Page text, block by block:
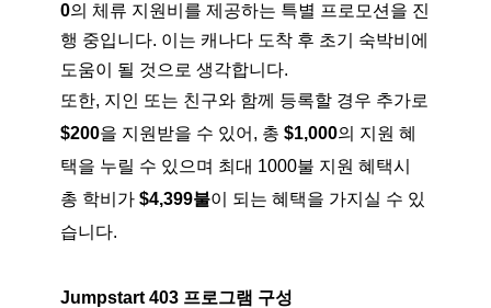
0의 체류 지원비를 제공하는 특별 프로모션을 진
행 중입니다. 이는 캐나다 도착 후 초기 숙박비에
도움이 될 것으로 생각합니다.
또한, 지인 또는 친구와 함께 등록할 경우 추가로
$200을 지원받을 수 있어, 총 $1,000의 지원 혜
택을 누릴 수 있으며 최대 1000불 지원 혜택시
총 학비가 $4,399불이 되는 혜택을 가지실 수 있
습니다.
Jumpstart 403 프로그램 구성